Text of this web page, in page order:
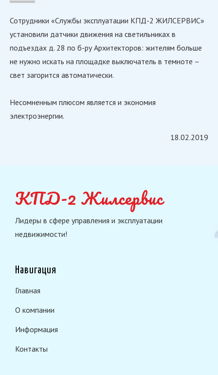
Сотрудники «Службы эксплуатации КПД-2 ЖИЛСЕРВИС»
установили датчики движения на светильниках в
подъездах д. 28 по б-ру Архитекторов: жителям больше
не нужно искать на площадке выключатель в темноте –
свет загорится автоматически.
Несомненным плюсом является и экономия
электроэнергии.
18.02.2019
КПД-2 Жилсервис
Лидеры в сфере управления и эксплуатации
недвижимости!
Навигация
Главная
О компании
Информация
Контакты